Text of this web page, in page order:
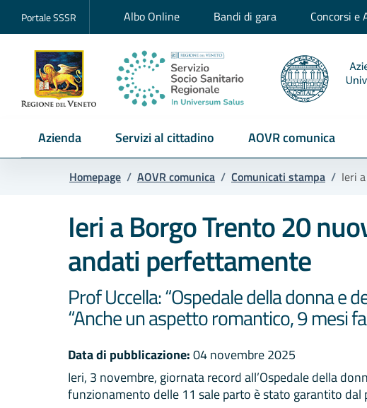
Portale SSSR Albo Online Bandi di gara Concorsi e
Azienda Servizi al cittadino AOVR comunica
Homepage / AOVR comunica / Comunicati stampa / Ieri
Ieri a Borgo Trento 20
andati perfettamente
Prof Uccella: “Ospedale della donna e
“Anche un aspetto romantico, 9 mesi
Data di pubblicazione:04 novembre 2025
Ieri, 3 novembre, giornata record all’Ospedale della
funzionamento delle 11 sale parto è stato garantito